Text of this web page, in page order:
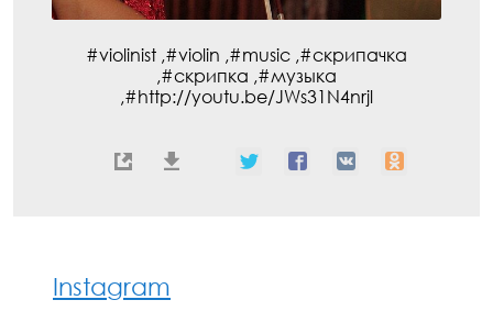
#violinist ,#violin ,#music ,#скрипачка
,#скрипка ,#музыка
,#http://youtu.be/JWs31N4nrjl
Instagram